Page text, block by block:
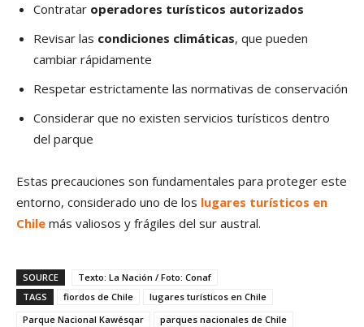
Contratar operadores turísticos autorizados
Revisar las condiciones climáticas, que pueden
cambiar rápidamente
Respetar estrictamente las normativas de conservación
Considerar que no existen servicios turísticos dentro
del parque
Estas precauciones son fundamentales para proteger este
entorno, considerado uno de los lugares turísticos en
Chile más valiosos y frágiles del sur austral.
SOURCE
Texto: La Nación / Foto: Conaf
TAGS
fiordos de Chile
lugares turísticos en Chile
Parque Nacional Kawésqar
parques nacionales de Chile